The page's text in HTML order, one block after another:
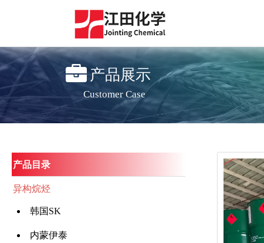
产品展示
Customer Case
产品目录
异构烷烃
韩国SK
内蒙伊泰